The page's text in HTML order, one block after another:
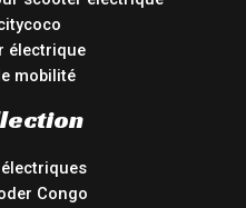
électrique
mobilité
Congo